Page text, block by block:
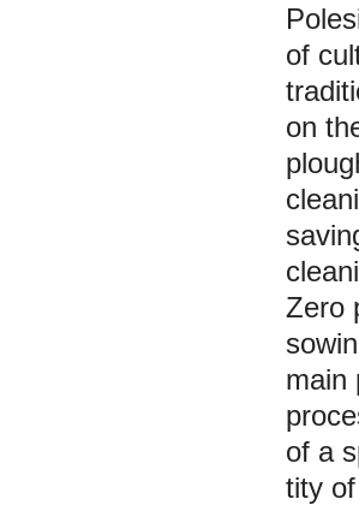
of
on
Zero
main
of a
tity